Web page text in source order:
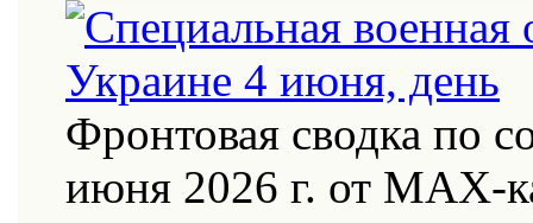
Фронтовая сводка по
июня 2026 г. от МАХ-